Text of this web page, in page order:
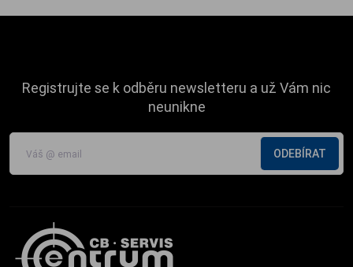
Registrujte se k odběru newsletteru a už Vám nic
neunikne
ODEBÍRAT